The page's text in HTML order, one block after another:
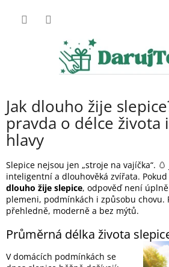
Jak dlouho žije
pravda o délce života
hlavy
Slepice nejsou jen „stroje na vajíčka“.
inteligentní a dlouhověká zvířata.
dlouho žije slepice, odpověď není
plemeni, podmínkách i způsobu chovu.
přehledně, moderně a bez mýtů.
Průměrná délka života
V domácích podmínkách se